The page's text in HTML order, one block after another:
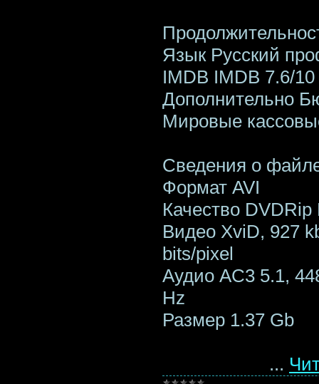
Язык Русский
IMDB IMDB 7.6/10
Дополнительно
Мировые
Сведения о
Формат AVI
Качество DVDRip
Видео XviD, 927
bits/pixel
Аудио AC3 5.1,
Hz
Размер 1.37 Gb
...